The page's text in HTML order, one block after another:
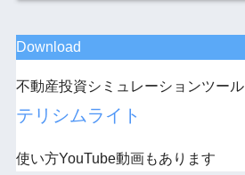
Download
不動産投資シミュレーションツール
テリシムライト
使い方YouTube動画もあります